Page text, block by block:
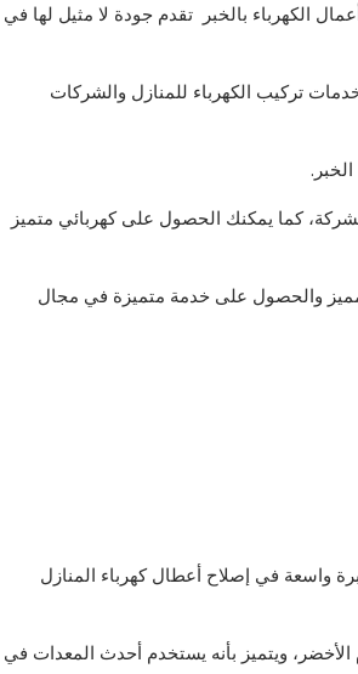
الكهرباء بالخبر تقدم جودة لا مثيل لها في
تركيب الكهرباء للمنازل والشركات
كما يمكنك الحصول على كهربائي متميز
والحصول على خدمة متميزة في مجال
واسعة في إصلاح أعطال كهرباء المنازل
ويتميز بأنه يستخدم أحدث المعدات في